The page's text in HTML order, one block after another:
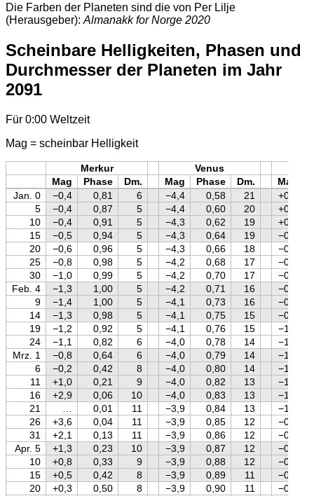
Die Farben der Planeten sind die von Per Lilje
(Herausgeber): Almanakk for Norge 2020
Scheinbare Helligkeiten, Phasen und
Durchmesser der Planeten im Jahr
2091
Für 0:00 Weltzeit
Mag = scheinbar Helligkeit
Merkur Venus
Mag
Phase Dm. Mag Phase Dm. Mag
Jan. 0
−0,4 0,81 6 −4,4 0,58 21
+0,3
5
−0,4 0,87 5 −4,4 0,60 20
+0,2
10
−0,4 0,91 5 −4,3 0,62 19
+0,1
15
−0,5 0,94 5 −4,3 0,64 19
−0,1
20
−0,6 0,96 5 −4,3 0,66 18
−0,2
25
−0,8 0,98 5 −4,2 0,68 17
−0,3
30
−1,0 0,99 5 −4,2 0,70 17
−0,4
Feb. 4
−1,3 1,00 5 −4,2 0,71 16
−0,6
9
−1,4 1,00 5 −4,1 0,73 16
−0,7
14
−1,3 0,98 5 −4,1 0,75 15
−0,8
19
−1,2 0,92 5 −4,1 0,76 15
−1,0
24
−1,1 0,82 6 −4,0 0,78 14
−1,1
Mrz. 1
−0,8 0,64 6 −4,0 0,79 14
−1,2
6
−0,2 0,42 8 −4,0 0,80 14
−1,2
11
+1,0 0,21 9 −4,0 0,82 13
−1,2
16
+2,9 0,06 10 −4,0 0,83 13
−1,1
21
0,01 11 −3,9 0,84 13
−1,0
26
+3,6 0,04 11 −3,9 0,85 12
−0,9
31
+2,1 0,13 11 −3,9 0,86 12
−0,8
Apr. 5
+1,3 0,23 10 −3,9 0,87 12
−0,7
10
+0,8 0,33 9 −3,9 0,88 12
−0,6
15
+0,5 0,42 8 −3,9 0,89 11
−0,5
20
+0,3 0,50 8 −3,9 0,90 11
−0,3